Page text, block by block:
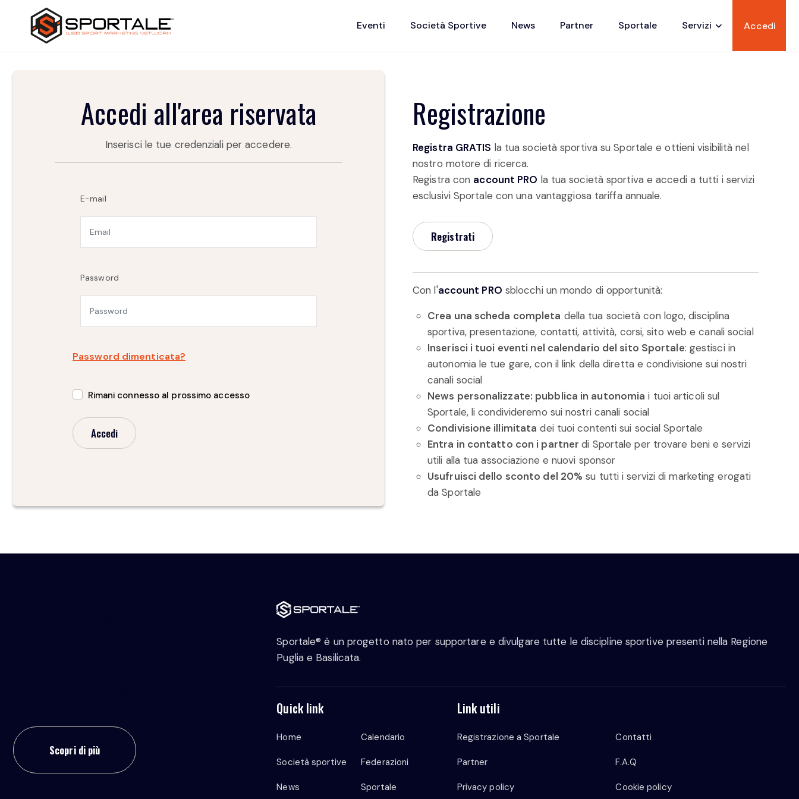
Eventi Società Sportive News Partner Sportale Servizi Accedi
Accedi all'area riservata
Inserisci le tue credenziali per accedere.
E-mail
Password
Password dimenticata?
Rimani connesso al prossimo accesso
Registrazione
Registra GRATIS la tua società sportiva su Sportale e ottieni visibilità nel
nostro motore di ricerca.
Registra con account PRO la tua società sportiva e accedi a tutti i servizi
esclusivi Sportale con una vantaggiosa tariffa annuale.
Registrati
Con l'account PRO sblocchi un mondo di opportunità:
Crea una scheda completa della tua società con logo, disciplina
sportiva, presentazione, contatti, attività, corsi, sito web e canali social
Inserisci i tuoi eventi nel calendario del sito Sportale: gestisci in
autonomia le tue gare, con il link della diretta e condivisione sui nostri
canali social
News personalizzate: pubblica in autonomia i tuoi articoli sul
Sportale, li condivideremo sui nostri canali social
Condivisione illimitata dei tuoi contenti sui social Sportale
Entra in contatto con i partnerdi Sportale per trovare beni e servizi
utili alla tua associazione e nuovi sponsor
Usufruisci dello sconto del 20% su tutti i servizi di marketing erogati
da Sportale
Scopri di più
Sportale® è un progetto nato per supportare e divulgare tutte le discipline sportive presenti nella Regione
Puglia e Basilicata.
Quick link
Home Calendario
Società sportive Federazioni
News Sportale
Link utili
Registrazione a Sportale Contatti
Partner F.A.Q
Privacy policy Cookie policy